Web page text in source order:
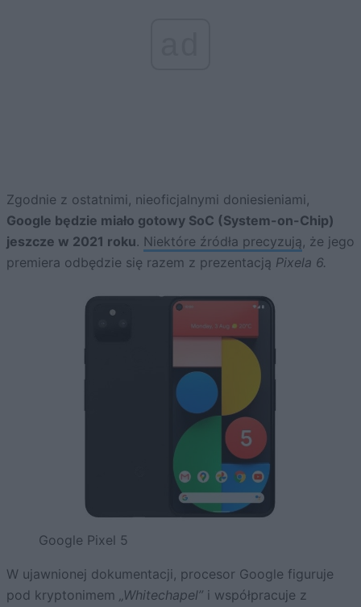
Zgodnie z ostatnimi, nieoficjalnymi doniesieniami,
Google będzie miało gotowy SoC (System-on-Chip)
jeszcze w 2021 roku. Niektóre źródła precyzują, że jego
premiera odbędzie się razem z prezentacją Pixela 6.
Google Pixel 5
W ujawnionej dokumentacji, procesor Google figuruje
pod kryptonimem „Whitechapel” i współpracuje z